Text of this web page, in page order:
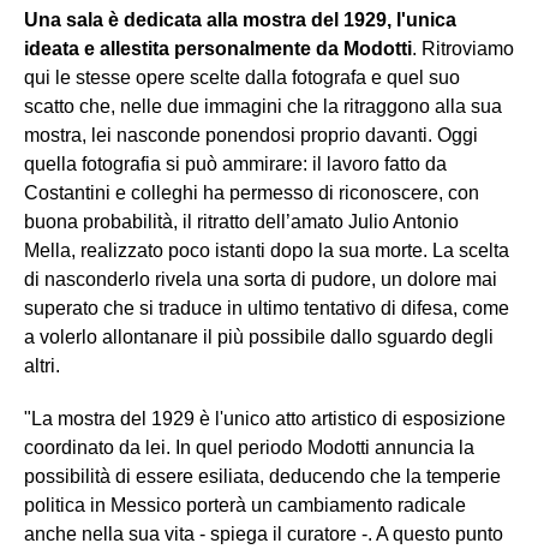
Una sala è dedicata alla mostra del 1929, l'unica
ideata e allestita personalmente da Modotti. Ritroviamo
qui le stesse opere scelte dalla fotografa e quel suo
scatto che, nelle due immagini che la ritraggono alla sua
mostra, lei nasconde ponendosi proprio davanti. Oggi
quella fotografia si può ammirare: il lavoro fatto da
Costantini e colleghi ha permesso di riconoscere, con
buona probabilità, il ritratto dell’amato Julio Antonio
Mella, realizzato poco istanti dopo la sua morte. La scelta
di nasconderlo rivela una sorta di pudore, un dolore mai
superato che si traduce in ultimo tentativo di difesa, come
a volerlo allontanare il più possibile dallo sguardo degli
altri.
"La mostra del 1929 è l'unico atto artistico di esposizione
coordinato da lei. In quel periodo Modotti annuncia la
possibilità di essere esiliata, deducendo che la temperie
politica in Messico porterà un cambiamento radicale
anche nella sua vita - spiega il curatore -. A questo punto